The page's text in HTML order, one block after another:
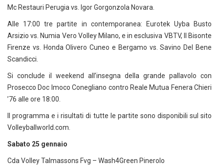
Mc Restauri Perugia vs. Igor Gorgonzola Novara.
Alle 17:00 tre partite in contemporanea: Eurotek Uyba Busto
Arsizio vs. Numia Vero Volley Milano, e in esclusiva VBTV, Il Bisonte
Firenze vs. Honda Olivero Cuneo e Bergamo vs. Savino Del Bene
Scandicci.
Si conclude il weekend all’insegna della grande pallavolo con
Prosecco Doc Imoco Conegliano contro Reale Mutua Fenera Chieri
’76 alle ore 18:00.
Il programma e i risultati di tutte le partite sono disponibili sul sito
Volleyballworld.com.
Sabato 25 gennaio
Cda Volley Talmassons Fvg – Wash4Green Pinerolo